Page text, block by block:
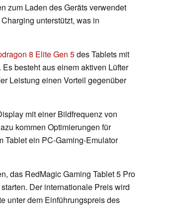
zum Laden des Geräts verwendet
unterstützt, was in
8 Elite Gen 5des Tablets mit
besteht aus einem aktiven Lüfter
Leistung einen Vorteil gegenüber
mit einer Bildfrequenz von
kommen Optimierungen für
Tablet ein PC-Gaming-Emulator
das RedMagic Gaming Tablet 5 Pro
Der internationale Preis wird
unter dem Einführungspreis des